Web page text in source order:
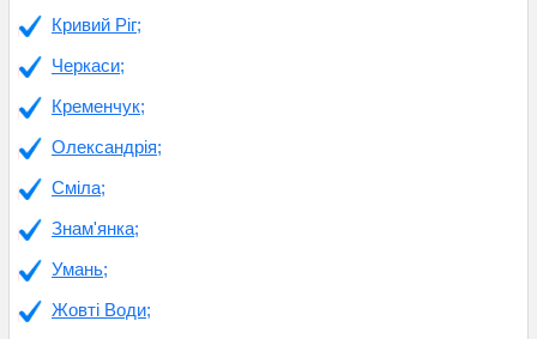
Кривий Ріг;
Черкаси;
Кременчук;
Олександрія;
Сміла;
Знам'янка;
Умань;
Жовті Води;